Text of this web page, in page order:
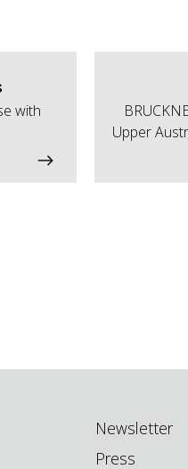
with
Upper
Newsletter
Press